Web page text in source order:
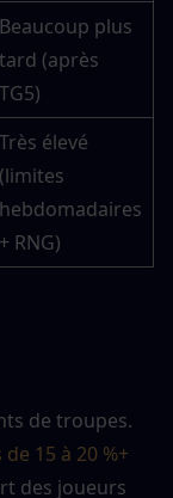
Beaucoup plus
tard (après
TG5)
Très élevé
(limites
hebdomadaires
+ RNG)
de troupes.
15 à 20 %+
des joueurs